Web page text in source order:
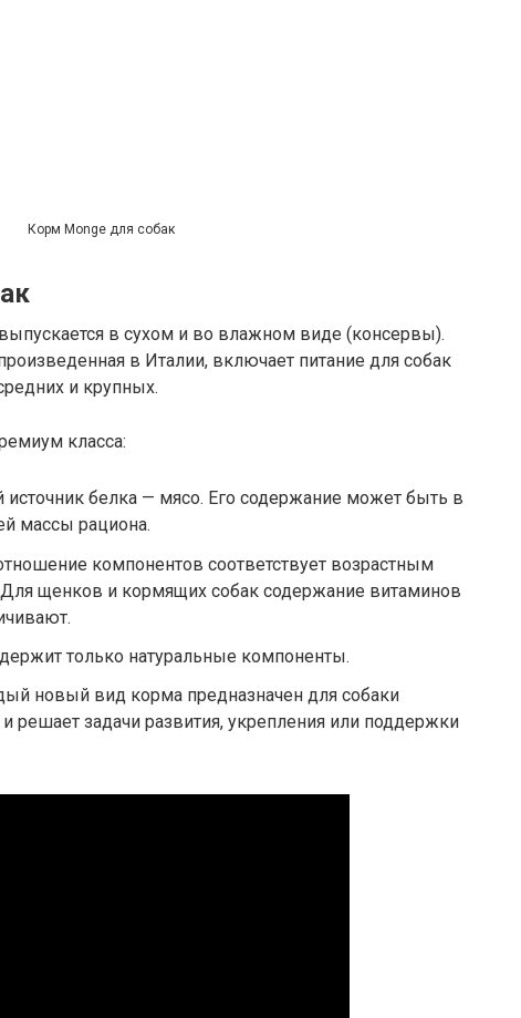
Корм Monge для собак
в сухом и во влажном виде (консервы).
в Италии, включает питание для собак
и крупных.
класса:
источник белка — мясо. Его содержание может быть в
массы рациона.
компонентов соответствует возрастным
Для щенков и кормящих собак содержание витаминов
только натуральные компоненты.
новый вид корма предназначен для собаки
решает задачи развития, укрепления или поддержки